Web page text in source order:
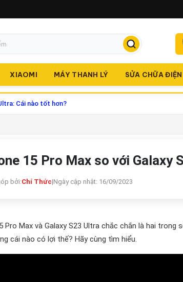
XIAOMI MÁY THANH LÝ SỬA CHỮA
Cái nào tốt hơn?
15 Pro Max so với Galaxy
bởi:Chí Thức|Ngày cập nhật: 16/09/2023
Pro Max và Galaxy S23 Ultra chắc chắn là hai
cái nào có lợi thế? Hãy cùng tìm hiểu.